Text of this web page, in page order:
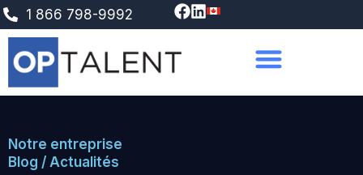
Aller
au
contenu
1 866 798-9992
Notre entreprise
Blog / Actualités